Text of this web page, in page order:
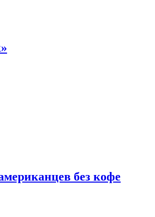
без кофе